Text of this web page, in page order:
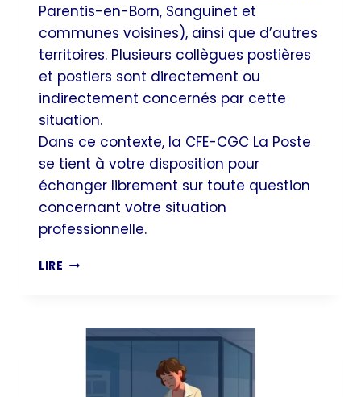
Parentis-en-Born, Sanguinet et
communes voisines), ainsi que d’autres
territoires. Plusieurs collègues postières
et postiers sont directement ou
indirectement concernés par cette
situation.
Dans ce contexte, la CFE-CGC La Poste
se tient à votre disposition pour
échanger librement sur toute question
concernant votre situation
professionnelle.
LIRE INCENDIES